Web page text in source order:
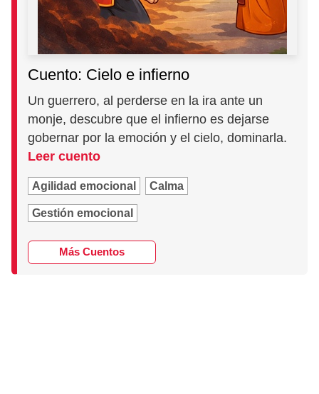
Cuento: Cielo e infierno
Un guerrero, al perderse en la ira ante un
monje, descubre que el infierno es dejarse
gobernar por la emoción y el cielo, dominarla.
Leer cuento
Agilidad emocional Calma
Gestión emocional
Más Cuentos